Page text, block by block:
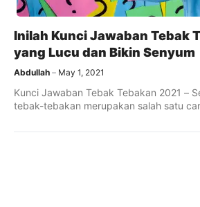
Inilah Kunci Jawaban Tebak
yang Lucu dan Bikin Senyum
Abdullah May 1, 2021
Kunci Jawaban Tebak Tebakan 2021 –
tebak-tebakan merupakan salah satu